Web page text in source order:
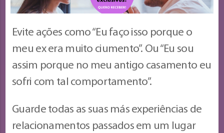
Evite ações como “Eu faço isso porque o
meu ex era muito ciumento”. Ou “Eu sou
assim porque no meu antigo casamento eu
sofri com tal comportamento”.
Guarde todas as suas más experiências de
relacionamentos passados em um lugar